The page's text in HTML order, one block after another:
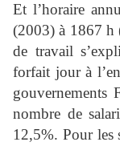
Et l’horaire
(2003) à 1867 h
de travail
forfait jour à
nombre de
12,5%. Pour les